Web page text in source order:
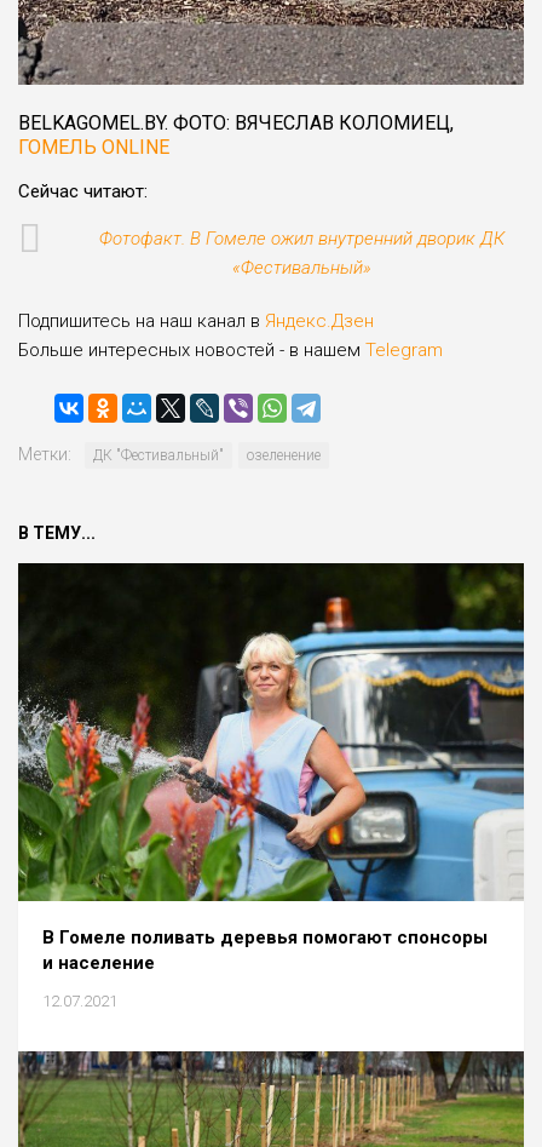
BELKAGOMEL.BY. ФОТО: ВЯЧЕСЛАВ КОЛОМИЕЦ,
ГОМЕЛЬ ONLINE
Сейчас читают:
Фотофакт. В Гомеле ожил внутренний дворик ДК
«Фестивальный»
Подпишитесь на наш канал в Яндекс.Дзен
Больше интересных новостей - в нашем Telegram
Метки: ДК "Фестивальный" озеленение
В ТЕМУ...
В Гомеле поливать деревья помогают спонсоры
и население
12.07.2021